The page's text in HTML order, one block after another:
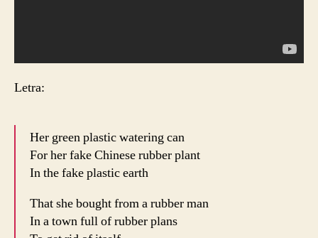
Letra:
Her green plastic watering can
For her fake Chinese rubber plant
In the fake plastic earth
That she bought from a rubber man
In a town full of rubber plans